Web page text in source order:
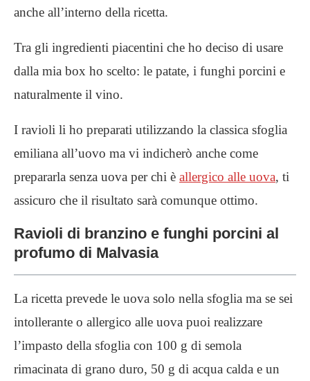
anche all’interno della ricetta.
Tra gli ingredienti piacentini che ho deciso di usare
dalla mia box ho scelto: le patate, i funghi porcini e
naturalmente il vino.
I ravioli li ho preparati utilizzando la classica sfoglia
emiliana all’uovo ma vi indicherò anche come
prepararla senza uova per chi è allergico alle uova, ti
assicuro che il risultato sarà comunque ottimo.
Ravioli di branzino e funghi porcini al
profumo di Malvasia
La ricetta prevede le uova solo nella sfoglia ma se sei
intollerante o allergico alle uova puoi realizzare
l’impasto della sfoglia con 100 g di semola
rimacinata di grano duro, 50 g di acqua calda e un